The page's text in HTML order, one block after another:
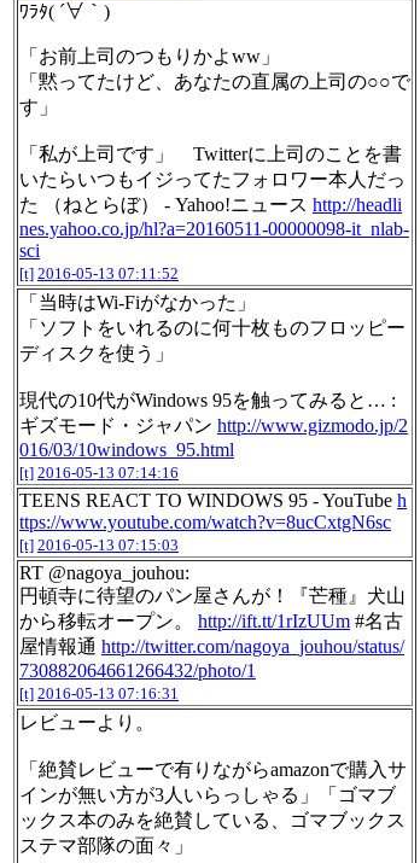
ﾜﾗﾀ( ´∀｀)
「お前上司のつもりかよww」
「黙ってたけど、あなたの直属の上司の○○で
す」
「私が上司です」 Twitterに上司のことを書
いたらいつもイジってたフォロワー本人だっ
た （ねとらぼ） - Yahoo!ニュース http://headli
nes.yahoo.co.jp/hl?a=20160511-00000098-it_nlab-
sci
[t] 2016-05-13 07:11:52
「当時はWi-Fiがなかった」
「ソフトをいれるのに何十枚ものフロッピー
ディスクを使う」
現代の10代がWindows 95を触ってみると… :
ギズモード・ジャパン http://www.gizmodo.jp/2
016/03/10windows_95.html
[t] 2016-05-13 07:14:16
TEENS REACT TO WINDOWS 95 - YouTube h
ttps://www.youtube.com/watch?v=8ucCxtgN6sc
[t] 2016-05-13 07:15:03
RT @nagoya_jouhou:
円頓寺に待望のパン屋さんが！『芒種』犬山
から移転オープン。 http://ift.tt/1rIzUUm #名古
屋情報通 http://twitter.com/nagoya_jouhou/status/
730882064661266432/photo/1
[t] 2016-05-13 07:16:31
レビューより。
「絶賛レビューで有りながらamazonで購入サ
インが無い方が3人いらっしゃる」「ゴマブ
ックス本のみを絶賛している、ゴマブックス
ステマ部隊の面々」